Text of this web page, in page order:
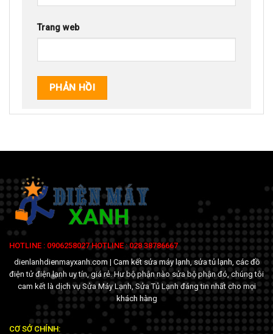
Trang web
HOTLINE : 0906258027 HOTLINE : 028 38786667
dienlanhdienmayxanh.com | Cam kết sửa máy lạnh, sửa tủ lạnh, các đồ
điện tử điện lạnh uy tín, giá rẻ. Hư bộ phận nào sửa bộ phận đó, chúng tôi
cam kết là dịch vụ Sửa Máy Lạnh, Sửa Tủ Lạnh đáng tin nhất cho mọi
khách hàng
CƠ SỞ CHÍNH: